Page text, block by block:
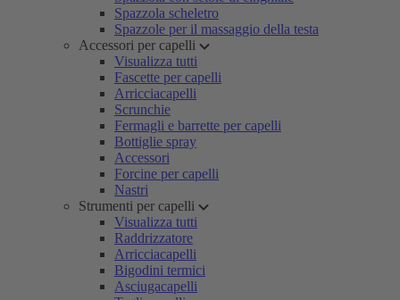
Spazzola scheletro
Spazzole per il massaggio della testa
Accessori per capelli
Visualizza tutti
Fascette per capelli
Arricciacapelli
Scrunchie
Fermagli e barrette per capelli
Bottiglie spray
Accessori
Forcine per capelli
Nastri
Strumenti per capelli
Visualizza tutti
Raddrizzatore
Arricciacapelli
Bigodini termici
Asciugacapelli